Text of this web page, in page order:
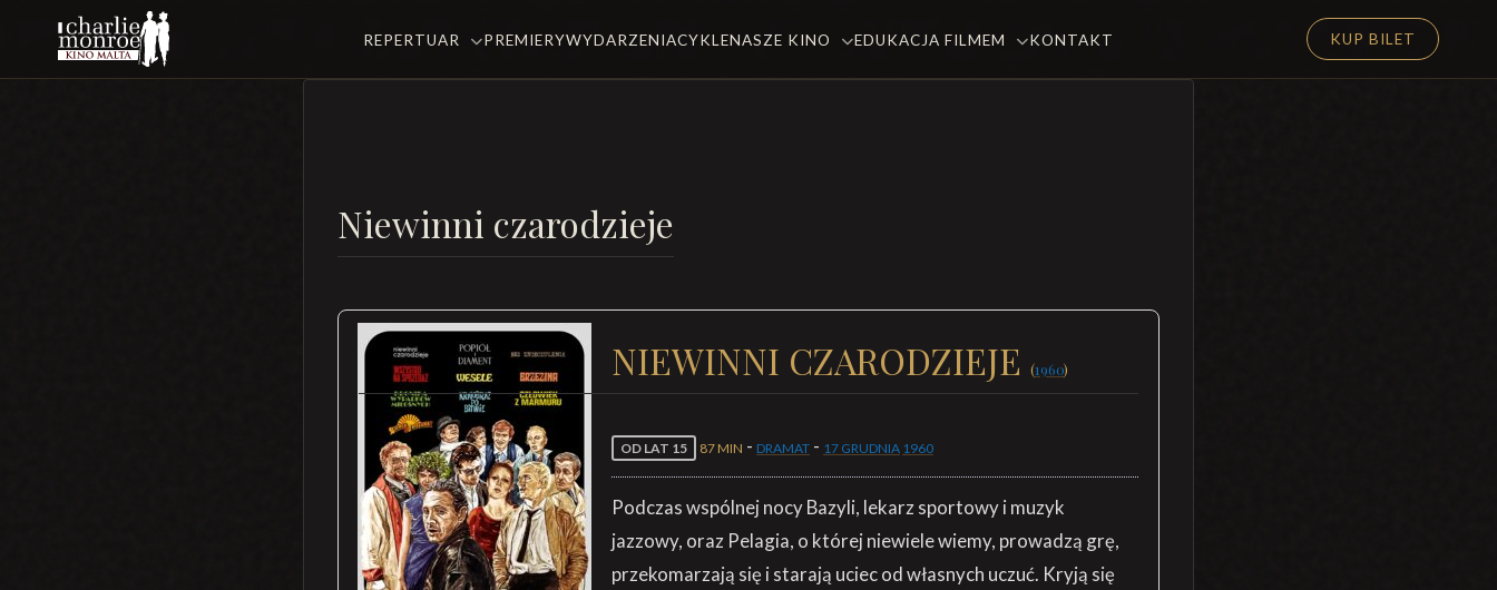
REPERTUAR PREMIERYWYDARZENIACYKLENASZE KINO EDUKACJA FILMEM KONTAKT KUP BILET
Niewinni czarodzieje
NIEWINNI CZARODZIEJE (1960)
OD LAT 15 87 MIN - DRAMAT - 17 GRUDNIA 1960
Podczas wspólnej nocy Bazyli, lekarz sportowy i muzyk
jazzowy, oraz Pelagia, o której niewiele wiemy, prowadzą grę,
przekomarzają się i starają uciec od własnych uczuć. Kryją się